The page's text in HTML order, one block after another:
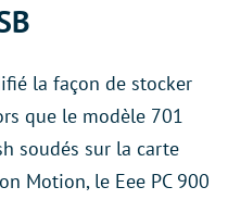
la façon de stocker
que le modèle 701
soudés sur la carte
Motion, le Eee PC 900